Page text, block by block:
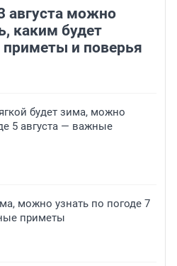
августа можно
каким будет
и поверья
будет зима, можно
5 августа — важные
можно узнать по погоде 7
приметы